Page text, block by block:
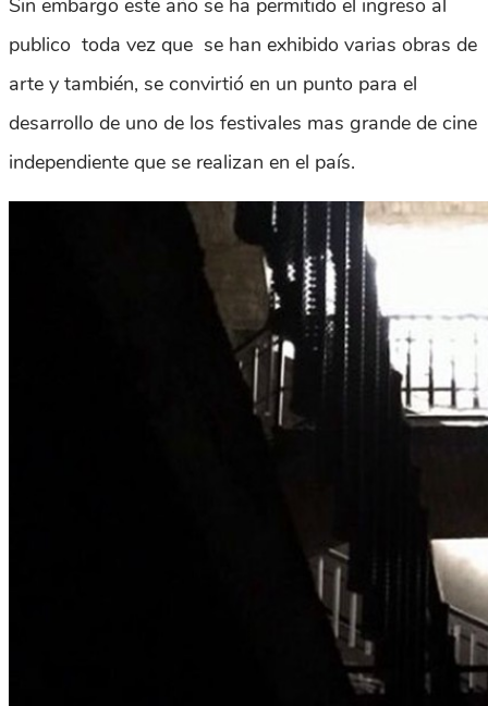
Sin embargo este año se ha permitido el ingreso al
publico toda vez que se han exhibido varias obras de
arte y también, se convirtió en un punto para el
desarrollo de uno de los festivales mas grande de cine
independiente que se realizan en el país.